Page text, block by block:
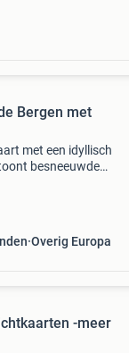
met een idyllisch
besneeuwde
Overig Europa
-meer